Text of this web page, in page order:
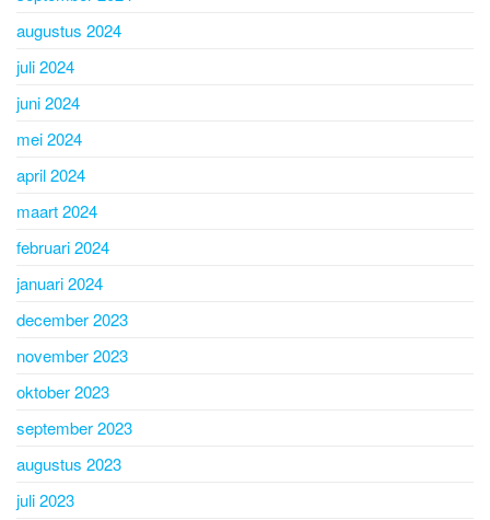
augustus 2024
juli 2024
juni 2024
mei 2024
april 2024
maart 2024
februari 2024
januari 2024
december 2023
november 2023
oktober 2023
september 2023
augustus 2023
juli 2023